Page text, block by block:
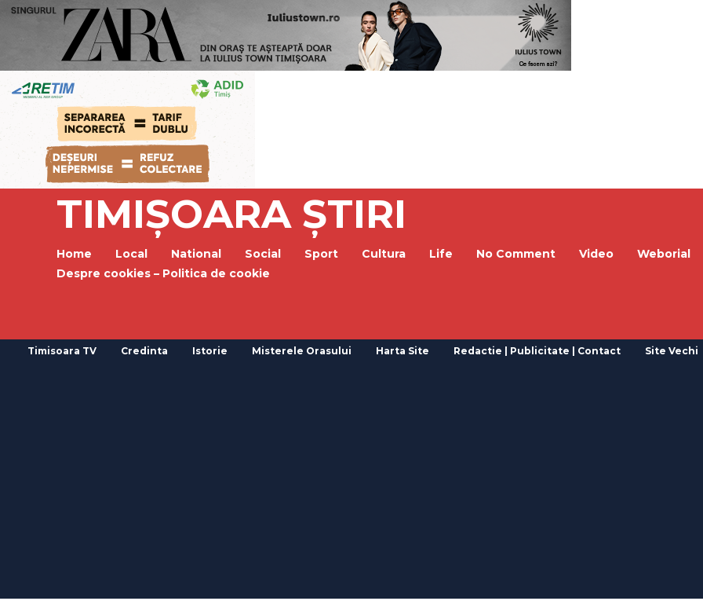
TIMIȘOARA ȘTIRI
Home Local National Social Sport Cultura Life No Comment Video
Weborial
Despre cookies – Politica de cookie
Timisoara TV Credinta Istorie Misterele Orasului Harta Site Redactie | Publicitate | Contact Site Vechi